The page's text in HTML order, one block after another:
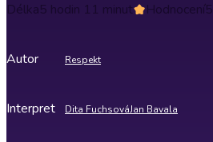
Délka5 hodin 11 minut Hodnocení5
Autor Respekt
Interpret Dita FuchsováJan Bavala